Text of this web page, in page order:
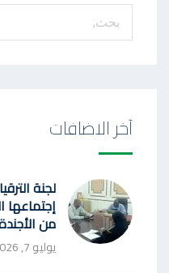
بحث
عن
آخر الاضافات
لجنة
إجتماعها
من
يوليو 7, 2026